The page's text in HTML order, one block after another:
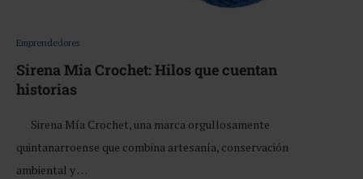
Emprendedores
Sirena Mia Crochet: Hilos que cuentan
historias
Sirena Mía Crochet, una marca orgullosamente
quintanarroense que combina artesanía, conservación
ambiental y …